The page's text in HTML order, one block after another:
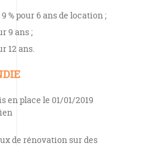
% pour 6 ans de location ;
9 ans ;
12 ans.
en place le 01/01/2019
de rénovation sur des